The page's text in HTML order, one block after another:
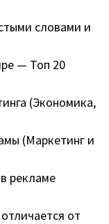
словами и
— Топ 20
(Экономика,
(Маркетинг и
рекламе
от